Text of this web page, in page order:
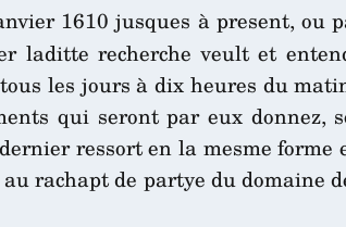
1610 jusques à present, ou
laditte recherche veult et
les jours à dix heures du
qui seront par eux
ressort en la mesme
rachapt de partye du